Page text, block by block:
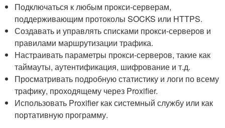
Подключаться к любым прокси-серверам,
поддерживающим протоколы SOCKS или HTTPS.
Создавать и управлять списками прокси-серверов и
правилами маршрутизации трафика.
Настраивать параметры прокси-серверов, такие как
таймауты, аутентификация, шифрование и т.д.
Просматривать подробную статистику и логи по всему
трафику, проходящему через Proxifier.
Использовать Proxifier как системный службу или как
портативную программу.